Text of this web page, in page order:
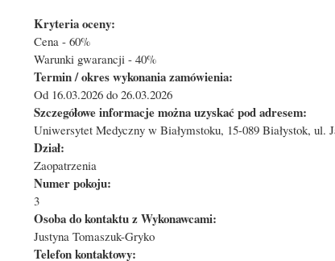
Kryteria oceny:
Cena - 60%
Warunki gwarancji - 40%
Termin / okres wykonania zamówienia:
Od 16.03.2026 do 26.03.2026
Szczegółowe informacje można uzyskać pod adresem:
Uniwersytet Medyczny w Białymstoku, 15-089 Białystok, ul.
Dział:
Zaopatrzenia
Numer pokoju:
3
Osoba do kontaktu z Wykonawcami:
Justyna Tomaszuk-Gryko
Telefon kontaktowy: